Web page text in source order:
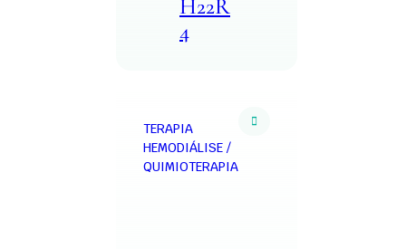
H22R
4
TERAPIA
HEMODIÁLISE /
QUIMIOTERAPIA